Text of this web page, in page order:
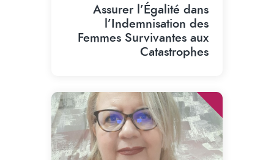
Assurer l’Égalité dans
l’Indemnisation des
Femmes Survivantes aux
Catastrophes